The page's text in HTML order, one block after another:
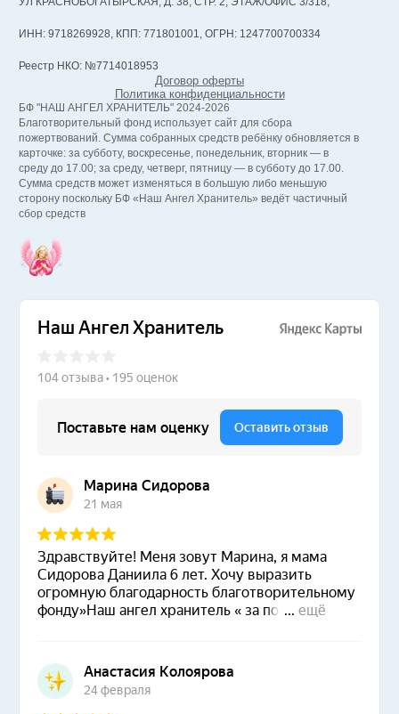
ИНН: 9718269928, КПП: 771801001, ОГРН: 1247700700334
Реестр НКО: №7714018953
Договор оферты
Политика конфиденциальности
БФ "НАШ АНГЕЛ ХРАНИТЕЛЬ" 2024-2026
Благотворительный фонд использует сайт для сбора
пожертвований. Сумма собранных средств ребёнку обновляется в
карточке: за субботу, воскресенье, понедельник, вторник — в
среду до 17.00; за среду, четверг, пятницу — в субботу до 17.00.
Сумма средств может изменяться в большую либо меньшую
сторону поскольку БФ «Наш Ангел Хранитель» ведёт частичный
сбор средств